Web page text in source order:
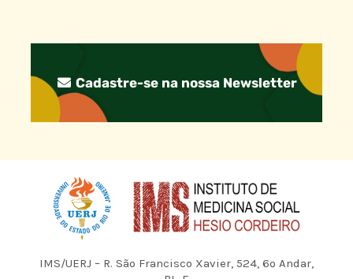
Cadastre-se na nossa Newsletter
IMS/UERJ – R. São Francisco Xavier, 524, 6º Andar,